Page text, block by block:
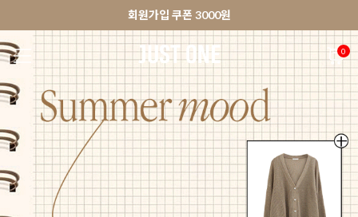
앱 다운로드 10% 할인쿠폰
🚀오늘출발상품 당일발송 배송중
회원가입 쿠폰 3000원
앱 다운로드 10% 할인쿠폰
0
NEW 7% BEST 🚀오늘출발 MADE . J 상의 팬츠